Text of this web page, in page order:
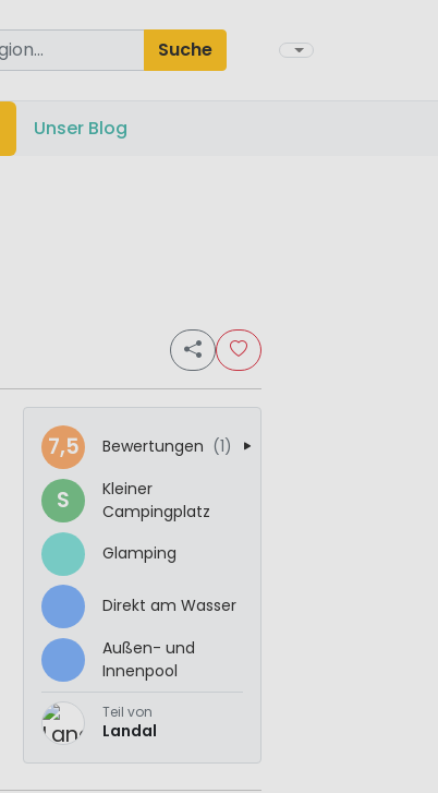
Suche
Unser Blog
7,5 Bewertungen (1)
S
Kleiner
Campingplatz
Glamping
Direkt am Wasser
Außen- und
Innenpool
Teil von
Landal